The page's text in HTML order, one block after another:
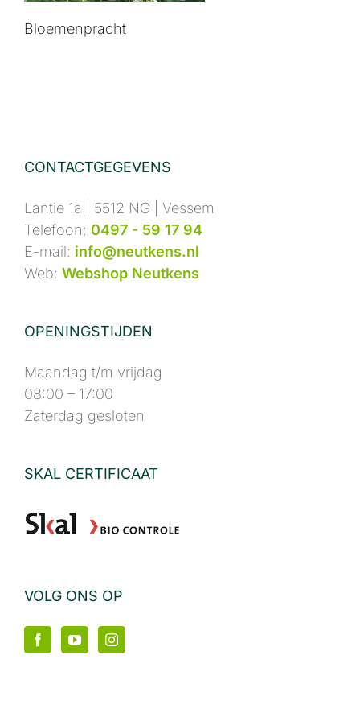
Bloemenpracht
CONTACTGEGEVENS
Lantie 1a | 5512 NG | Vessem
Telefoon: 0497 - 59 17 94
E-mail: info@neutkens.nl
Web: Webshop Neutkens
OPENINGSTIJDEN
Maandag t/m vrijdag
08:00 – 17:00
Zaterdag gesloten
SKAL CERTIFICAAT
VOLG ONS OP